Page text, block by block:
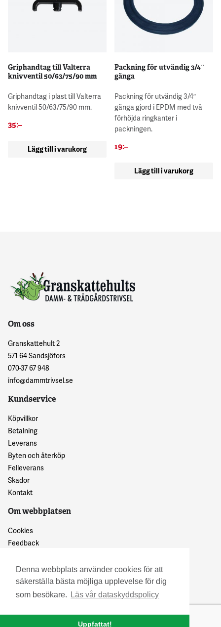
Denna webbplats använder cookies för att
säkerställa bästa möjliga upplevelse för dig
som besökare.
Läs vår dataskyddspolicy
Uppfattat!
Griphandtag till Valterra
knivventil 50/63/75/90 mm
Griphandtag i plast till Valterra
knivventil 50/63/75/90 mm.
35:–
Lägg till i varukorg
Packning för utvändig 3/4″
gänga
Packning för utvändig 3/4″
gänga gjord i EPDM med två
förhöjda ringkanter i
packningen.
19:–
Lägg till i varukorg
Om oss
Granskattehult 2
571 64 Sandsjöfors
070-37 67 948
info@dammtrivsel.se
Kundservice
Köpvillkor
Betalning
Leverans
Byten och återköp
Felleverans
Skador
Kontakt
Om webbplatsen
Cookies
Feedback